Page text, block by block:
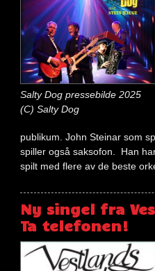
Salty Dog pressebilde 2025
(C) Salty Dog
publikum. John Steinar som
spiller også saksofon. Han
spilt med flere av de beste
Ny singel fra
Ta telefonen!